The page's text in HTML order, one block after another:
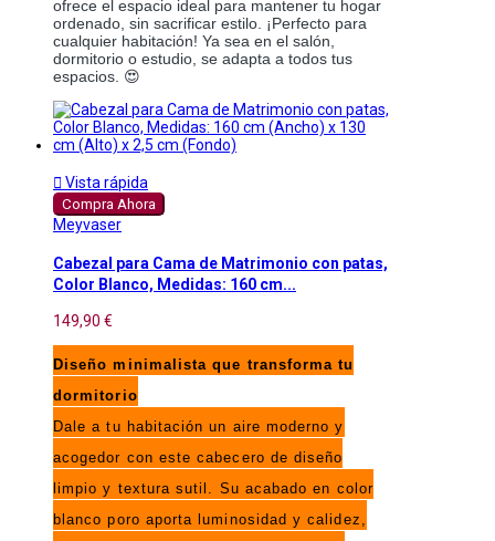
ofrece el espacio ideal para mantener tu hogar
ordenado, sin sacrificar estilo. ¡Perfecto para
cualquier habitación! Ya sea en el salón,
dormitorio o estudio, se adapta a todos tus
espacios. 😍
 Vista rápida
Compra Ahora
Meyvaser
Cabezal para Cama de Matrimonio con patas,
Color Blanco, Medidas: 160 cm...
149,90 €
Diseño minimalista que transforma tu
dormitorio
Dale a tu habitación un aire moderno y
acogedor con este cabecero de diseño
limpio y textura sutil. Su acabado en color
blanco poro aporta luminosidad y calidez,